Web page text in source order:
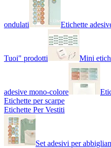
ondulati Etichette
Tuoi" prodotti Mini
adesive mono-colore
Etichette per scarpe
Etichette Per Vestiti
Set adesivi per